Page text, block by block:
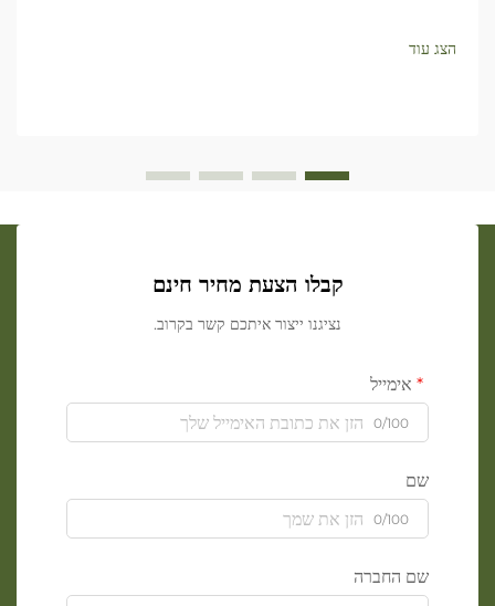
הצג עוד
קבלו הצעת מחיר חינם
נציגנו ייצור איתכם קשר בקרוב.
אימייל
0/100
שם
0/100
שם החברה